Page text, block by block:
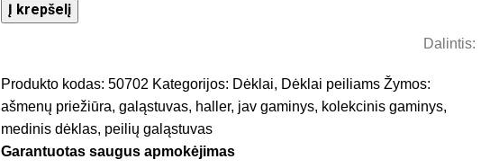
Į krepšelį
Dalintis:
Produkto kodas:50702 Kategorijos: Dėklai, Dėklai peiliams Žymos:
ašmenų priežiūra, galąstuvas, haller, jav gaminys, kolekcinis gaminys,
medinis dėklas, peilių galąstuvas
Garantuotas saugus apmokėjimas